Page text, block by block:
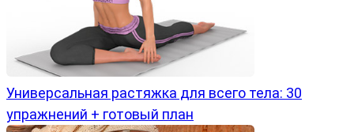
Универсальная растяжка для всего тела: 30
упражнений + готовый план